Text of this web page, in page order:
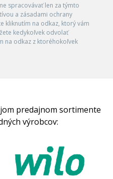
spracovávať len za týmto
a zásadami ochrany
kliknutím na odkaz, ktorý vám
kedykoľvek odvolať
na odkaz z ktoréhokoľvek
predajnom sortimente
výrobcov: